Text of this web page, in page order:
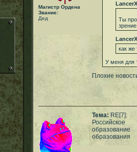
Магистр Ордена
Звание:
Дед
LancerX
Ты
LancerX
как же
У меня для
Плохие
Тема: RE[7]:
Российское
образование
образования